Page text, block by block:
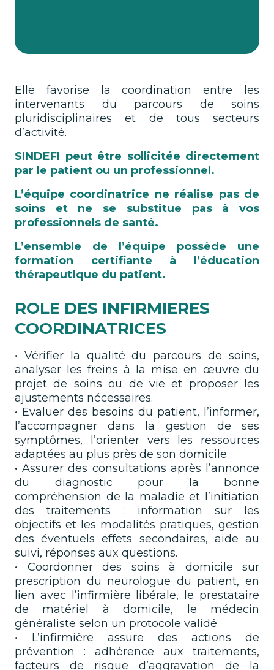
Elle favorise la coordination entre les
intervenants du parcours de soins
pluridisciplinaires et de tous secteurs
d’activité.
SINDEFI peut être sollicitée directement
par le patient ou un professionnel.
L’équipe coordinatrice ne réalise pas de
soins et ne se substitue pas à vos
professionnels de santé.
L’ensemble de l’équipe possède une
formation certifiante à l’éducation
thérapeutique du patient.
ROLE DES INFIRMIERES
COORDINATRICES
• Vérifier la qualité du parcours de soins,
analyser les freins à la mise en œuvre du
projet de soins ou de vie et proposer les
ajustements nécessaires.
• Evaluer des besoins du patient, l’informer,
l’accompagner dans la gestion de ses
symptômes, l’orienter vers les ressources
adaptées au plus près de son domicile
• Assurer des consultations après l’annonce
du diagnostic pour la bonne
compréhension de la maladie et l’initiation
des traitements : information sur les
objectifs et les modalités pratiques, gestion
des éventuels effets secondaires, aide au
suivi, réponses aux questions.
• Coordonner des soins à domicile sur
prescription du neurologue du patient, en
lien avec l’infirmière libérale, le prestataire
de matériel à domicile, le médecin
généraliste selon un protocole validé.
• L’infirmière assure des actions de
prévention : adhérence aux traitements,
facteurs de risque d’aggravation de la